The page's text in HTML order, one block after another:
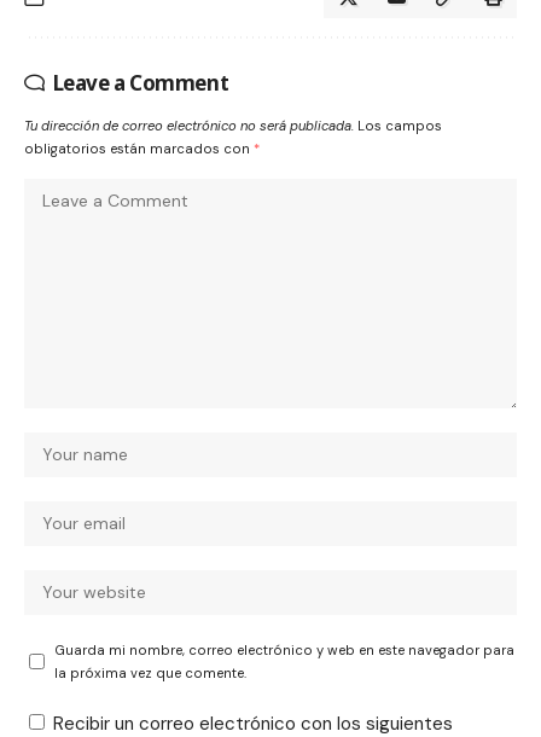
Leave a Comment
Tu dirección de correo electrónico no será publicada. Los campos
obligatorios están marcados con *
Guarda mi nombre, correo electrónico y web en este navegador para
la próxima vez que comente.
Recibir un correo electrónico con los siguientes